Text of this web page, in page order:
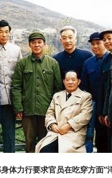
体力行要求官员在吃穿方面“